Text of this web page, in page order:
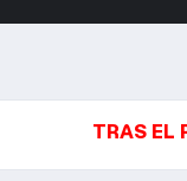
TRAS EL REVÉS